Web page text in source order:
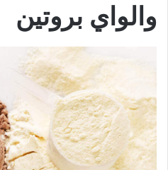
والواي بروتين